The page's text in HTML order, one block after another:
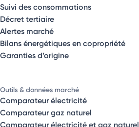
Suivi des consommations
Décret tertiaire
Alertes marché
Bilans énergétiques en copropriété
Garanties d’origine
Outils & données marché
Comparateur électricité
Comparateur gaz naturel
Comparateur électricité et gaz naturel